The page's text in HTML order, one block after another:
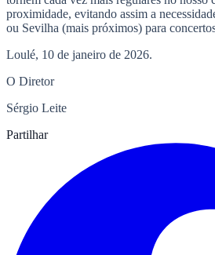
proximidade, evitando assim a
ou Sevilha (mais próximos) para
Loulé, 10 de janeiro de 2026.
O Diretor
Sérgio Leite
Partilhar